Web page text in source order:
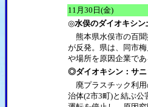
11月30日(金)
◎水俣のダイオキシ
熊本県水俣市の百聞
が反発。県は、同市
や場所を原因企業で
◎ダイオキシン：サニ
廃プラスチック利用
治体(2市3町)と結ぶ公